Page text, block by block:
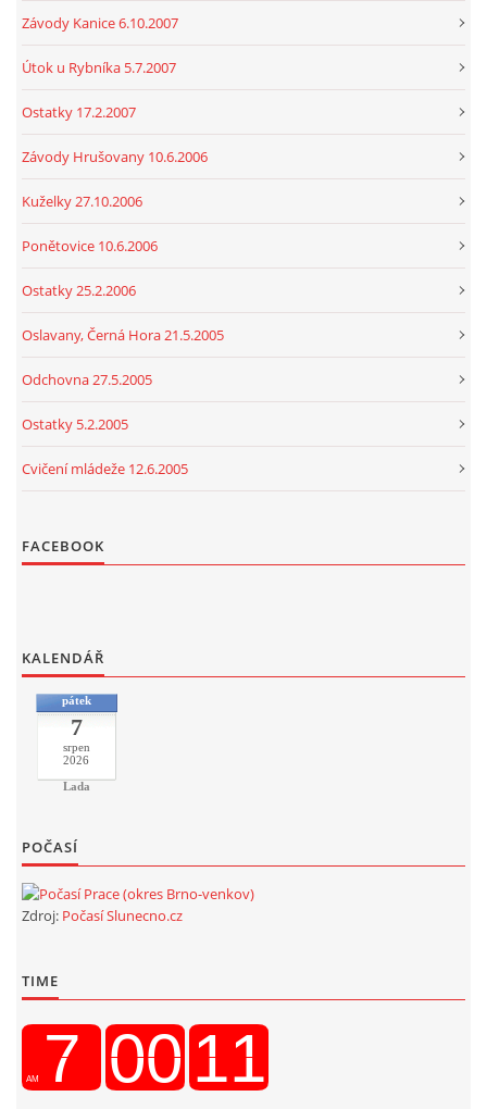
Závody Kanice 6.10.2007
Útok u Rybníka 5.7.2007
Ostatky 17.2.2007
Závody Hrušovany 10.6.2006
Kuželky 27.10.2006
Ponětovice 10.6.2006
Ostatky 25.2.2006
Oslavany, Černá Hora 21.5.2005
Odchovna 27.5.2005
Ostatky 5.2.2005
Cvičení mládeže 12.6.2005
FACEBOOK
KALENDÁŘ
pátek
7
srpen
2026
Lada
POČASÍ
Zdroj: Počasí Slunecno.cz
TIME